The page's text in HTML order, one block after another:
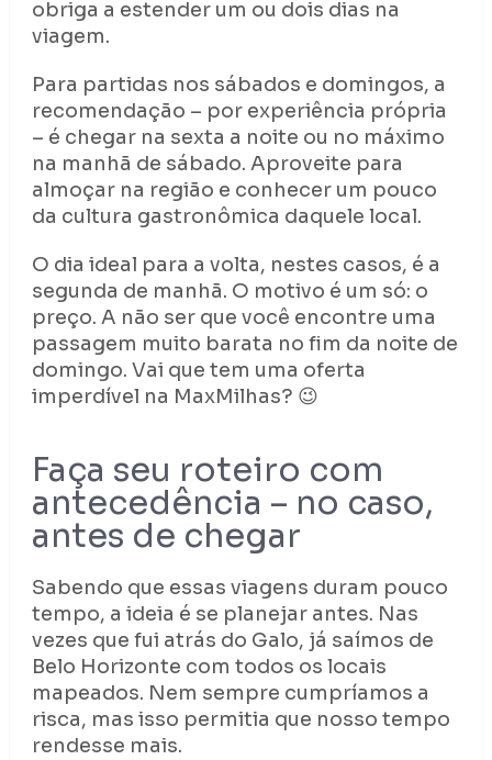
obriga a estender um ou dois dias na
viagem.
Para partidas nos sábados e domingos, a
recomendação – por experiência própria
– é chegar na sexta a noite ou no máximo
na manhã de sábado. Aproveite para
almoçar na região e conhecer um pouco
da cultura gastronômica daquele local.
O dia ideal para a volta, nestes casos, é a
segunda de manhã. O motivo é um só: o
preço. A não ser que você encontre uma
passagem muito barata no fim da noite de
domingo. Vai que tem uma oferta
imperdível na MaxMilhas? 😉
Faça seu roteiro com
antecedência – no caso,
antes de chegar
Sabendo que essas viagens duram pouco
tempo, a ideia é se planejar antes. Nas
vezes que fui atrás do Galo, já saímos de
Belo Horizonte com todos os locais
mapeados. Nem sempre cumpríamos a
risca, mas isso permitia que nosso tempo
rendesse mais.